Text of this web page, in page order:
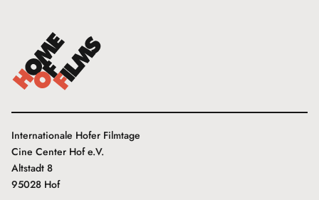
Internationale Hofer Filmtage
Cine Center Hof e.V.
Altstadt 8
95028 Hof